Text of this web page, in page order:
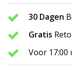
30 Dagen
Gratis
Voor